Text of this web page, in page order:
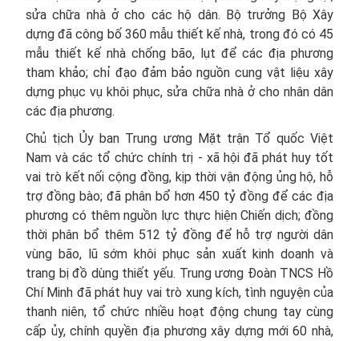
sửa chữa nhà ở cho các hộ dân. Bộ trưởng Bộ Xây
dựng đã công bố 360 mẫu thiết kế nhà, trong đó có 45
mẫu thiết kế nhà chống bão, lụt để các địa phương
tham khảo; chỉ đạo đảm bảo nguồn cung vật liệu xây
dựng phục vụ khôi phục, sửa chữa nhà ở cho nhân dân
các địa phương.
Chủ tịch Ủy ban Trung ương Mặt trận Tổ quốc Việt
Nam và các tổ chức chính trị - xã hội đã phát huy tốt
vai trò kết nối cộng đồng, kịp thời vận động ủng hộ, hỗ
trợ đồng bào; đã phân bổ hơn 450 tỷ đồng để các địa
phương có thêm nguồn lực thực hiện Chiến dịch; đồng
thời phân bổ thêm 512 tỷ đồng để hỗ trợ người dân
vùng bão, lũ sớm khôi phục sản xuất kinh doanh và
trang bị đồ dùng thiết yếu. Trung ương Đoàn TNCS Hồ
Chí Minh đã phát huy vai trò xung kích, tình nguyện của
thanh niên, tổ chức nhiều hoạt động chung tay cùng
cấp ủy, chính quyền địa phương xây dựng mới 60 nhà,